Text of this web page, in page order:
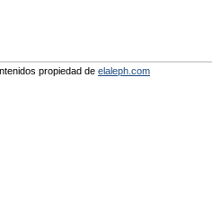
propiedad de elaleph.com